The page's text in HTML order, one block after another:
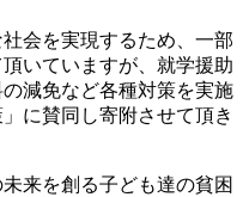
会を実現するため、一部
いていますが、就学援助
減免など各種対策を実施
に賛同し寄附させて頂き
来を創る子ども達の貧困